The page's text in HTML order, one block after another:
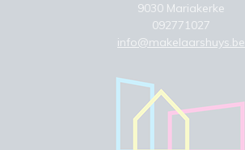
9030 Mariakerke
092771027
info@makelaarshuys.be